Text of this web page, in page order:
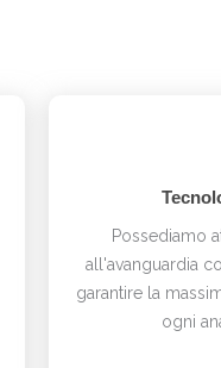
Possediamo
all'avanguardia
garantire la
ogni